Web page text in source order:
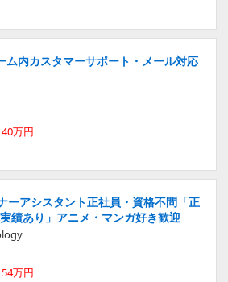
ム内カスタマーサポート・メール対応
万円
ーアシスタント正社員・資格不問「正
績あり」アニメ・マンガ好き歓迎
万円